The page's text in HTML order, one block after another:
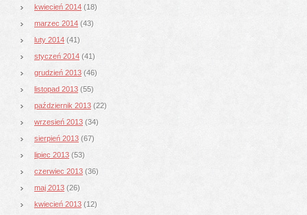
kwiecień 2014 (18)
marzec 2014 (43)
luty 2014 (41)
styczeń 2014 (41)
grudzień 2013 (46)
listopad 2013 (55)
październik 2013 (22)
wrzesień 2013 (34)
sierpień 2013 (67)
lipiec 2013 (53)
czerwiec 2013 (36)
maj 2013 (26)
kwiecień 2013 (12)